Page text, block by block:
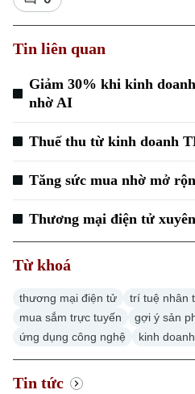
Tin liên quan
Giảm 30% khi kinh
nhờ AI
Thuế thu từ kinh doanh
Tăng sức mua nhờ mở
Thương mại điện tử
Từ khoá
thương mại điện tử trí tuệ nhân
mua sắm trực tuyến
gợi ý sản
ứng dụng công nghệ
kinh
Tin tức